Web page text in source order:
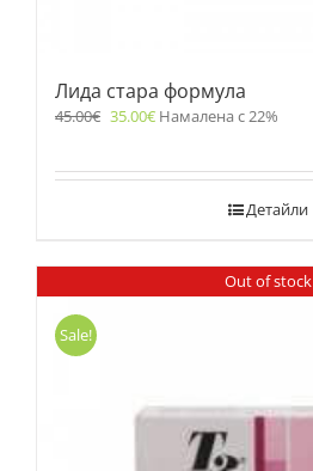
Лида стара формула
45.00€ 35.00€ Намалена с 22%
Детайли
Out of stock
Sale!